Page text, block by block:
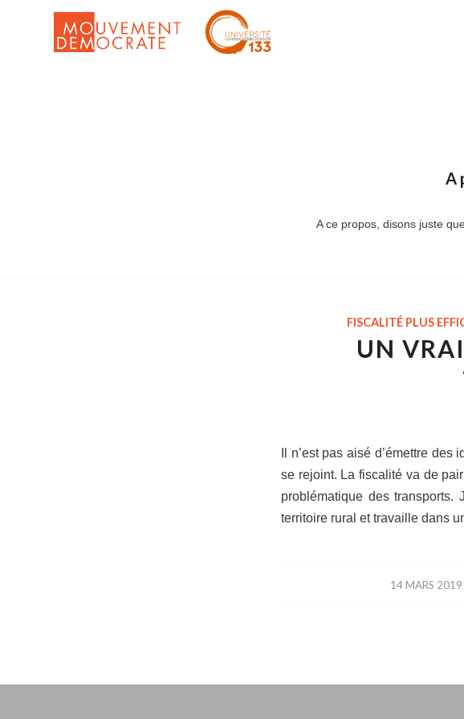
A
A ce propos, disons juste
FISCALITÉ PLUS
UN
Il n’est pas aisé d’émettre
se rejoint. La fiscalité va de
problématique des transports.
territoire rural et travaille dans
14 MARS 2019
/